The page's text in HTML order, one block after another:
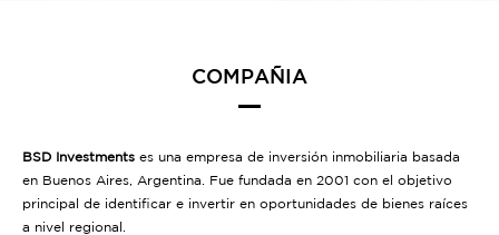
COMPAÑIA
BSD Investments es una empresa de inversión inmobiliaria basada
en Buenos Aires, Argentina. Fue fundada en 2001 con el objetivo
principal de identificar e invertir en oportunidades de bienes raíces
a nivel regional.